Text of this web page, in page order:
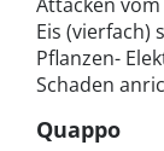
Eis (vierfach)
Pflanzen-
Schaden
Quappo